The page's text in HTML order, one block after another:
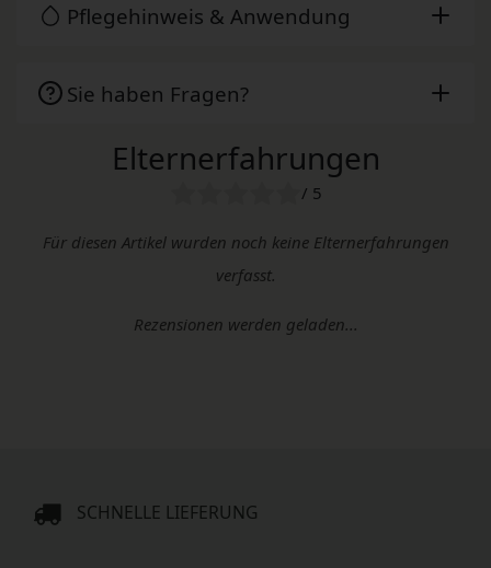
Pflegehinweis & Anwendung
Sie haben Fragen?
Elternerfahrungen
/ 5
Für diesen Artikel wurden noch keine Elternerfahrungen
verfasst.
Rezensionen werden geladen...
SCHNELLE LIEFERUNG